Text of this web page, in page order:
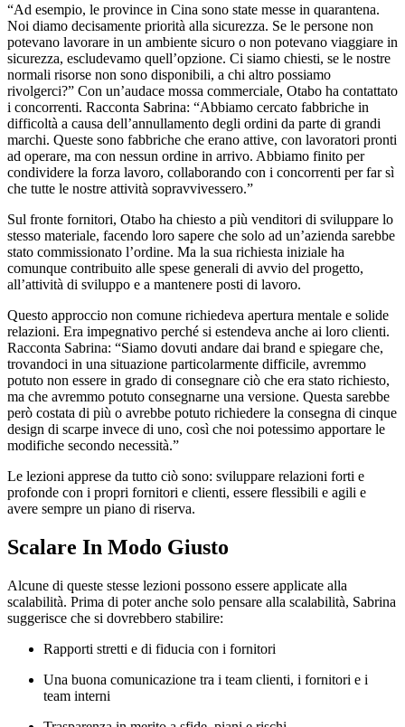
“Ad esempio, le province in Cina sono state messe in quarantena.
Noi diamo decisamente priorità alla sicurezza. Se le persone non
potevano lavorare in un ambiente sicuro o non potevano viaggiare in
sicurezza, escludevamo quell’opzione. Ci siamo chiesti, se le nostre
normali risorse non sono disponibili, a chi altro possiamo
rivolgerci?” Con un’audace mossa commerciale, Otabo ha contattato
i concorrenti. Racconta Sabrina: “Abbiamo cercato fabbriche in
difficoltà a causa dell’annullamento degli ordini da parte di grandi
marchi. Queste sono fabbriche che erano attive, con lavoratori pronti
ad operare, ma con nessun ordine in arrivo. Abbiamo finito per
condividere la forza lavoro, collaborando con i concorrenti per far sì
che tutte le nostre attività sopravvivessero.”
Sul fronte fornitori, Otabo ha chiesto a più venditori di sviluppare lo
stesso materiale, facendo loro sapere che solo ad un’azienda sarebbe
stato commissionato l’ordine. Ma la sua richiesta iniziale ha
comunque contribuito alle spese generali di avvio del progetto,
all’attività di sviluppo e a mantenere posti di lavoro.
Questo approccio non comune richiedeva apertura mentale e solide
relazioni. Era impegnativo perché si estendeva anche ai loro clienti.
Racconta Sabrina: “Siamo dovuti andare dai brand e spiegare che,
trovandoci in una situazione particolarmente difficile, avremmo
potuto non essere in grado di consegnare ciò che era stato richiesto,
ma che avremmo potuto consegnarne una versione. Questa sarebbe
però costata di più o avrebbe potuto richiedere la consegna di cinque
design di scarpe invece di uno, così che noi potessimo apportare le
modifiche secondo necessità.”
Le lezioni apprese da tutto ciò sono: sviluppare relazioni forti e
profonde con i propri fornitori e clienti, essere flessibili e agili e
avere sempre un piano di riserva.
Scalare In Modo Giusto
Alcune di queste stesse lezioni possono essere applicate alla
scalabilità. Prima di poter anche solo pensare alla scalabilità, Sabrina
suggerisce che si dovrebbero stabilire:
Rapporti stretti e di fiducia con i fornitori
Una buona comunicazione tra i team clienti, i fornitori e i
team interni